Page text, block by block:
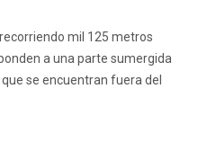
mil 125 metros
a una parte sumergida
se encuentran fuera del